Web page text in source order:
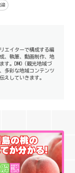
迎
エイターで構成する編
、執筆、動画制作、地
す。DMO（観光地域づ
多彩な地域コンテンツ
えしていきます。